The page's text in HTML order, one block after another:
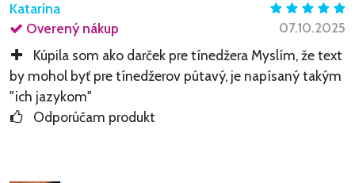
Katarína
Overený nákup
07.10.2025
Kúpila som ako darček pre tínedžera Myslím, že text
by mohol byť pre tínedžerov pútavý, je napísaný takým
"ich jazykom"
Odporúčam produkt